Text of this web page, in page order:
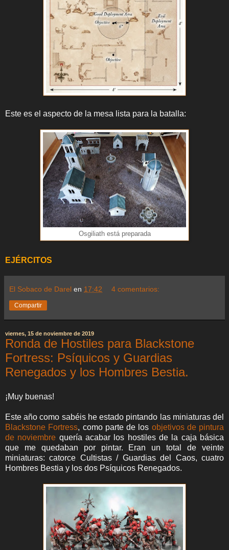
Este es el aspecto de la mesa lista para la batalla:
Osgiliath está preparada
EJÉRCITOS
El Sobaco de Darel en 17:42 4 comentarios:
Compartir
viernes, 15 de noviembre de 2019
Ronda de Hostiles para Blackstone
Fortress: Psíquicos y Guardias
Renegados y los Hombres Bestia.
¡Muy buenas!
Este año como sabéis he estado pintando las miniaturas del
Blackstone Fortress, como parte de los objetivos de pintura
de noviembre quería acabar los hostiles de la caja básica
que me quedaban por pintar. Eran un total de veinte
miniaturas: catorce Cultistas / Guardias del Caos, cuatro
Hombres Bestia y los dos Psíquicos Renegados.